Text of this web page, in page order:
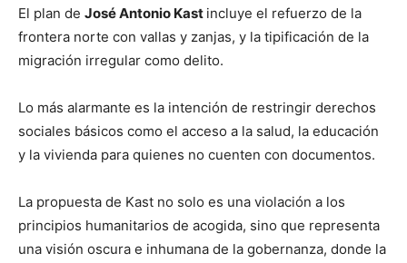
El plan de José Antonio Kast incluye el refuerzo de la
frontera norte con vallas y zanjas, y la tipificación de la
migración irregular como delito.
Lo más alarmante es la intención de restringir derechos
sociales básicos como el acceso a la salud, la educación
y la vivienda para quienes no cuenten con documentos.
​La propuesta de Kast no solo es una violación a los
principios humanitarios de acogida, sino que representa
una visión oscura e inhumana de la gobernanza, donde la